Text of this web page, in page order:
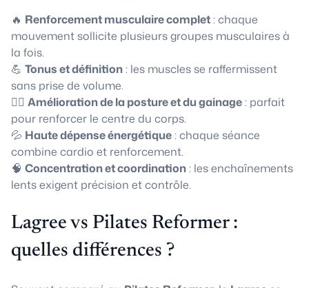
🔥 Renforcement musculaire complet: chaque
mouvement sollicite plusieurs groupes musculaires à
la fois.
💪 Tonus et définition: les muscles se raffermissent
sans prise de volume.
🧘‍♀️ Amélioration de la posture et du gainage: parfait
pour renforcer le centre du corps.
💦 Haute dépense énergétique: chaque séance
combine cardio et renforcement.
🧠 Concentration et coordination: les enchaînements
lents exigent précision et contrôle.
Lagree vs Pilates Reformer :
quelles différences ?